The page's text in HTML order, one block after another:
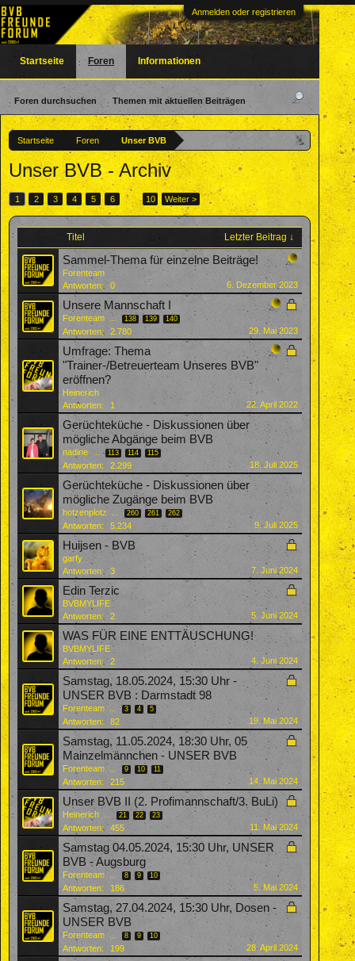
Anmelden oder registrieren
Startseite Foren Unser BVB
Unser BVB - Archiv
1 2 3 4 5 6 → 10 Weiter >
Titel Letzter Beitrag ↓
Sammel-Thema für einzelne Beiträge!
Forenteam
Antworten:
0 6. Dezember 2023
Unsere Mannschaft I
Forenteam ... 138 139 140
Antworten: 2.780 29. Mai 2023
Umfrage: Thema
"Trainer-/Betreuerteam Unseres BVB"
eröffnen?
Heinerich
Antworten:
1 22. April 2022
Gerüchteküche - Diskussionen über
mögliche Abgänge beim BVB
nadine ... 113 114 115
Antworten: 2.299 18. Juli 2025
Gerüchteküche - Diskussionen über
mögliche Zugänge beim BVB
hotzenplotz ... 260 261 262
Antworten: 5.234 9. Juli 2025
Huijsen - BVB
garfy
Antworten:
3 7. Juni 2024
Edin Terzic
BVBMYLIFE
Antworten:
2 5. Juni 2024
WAS FÜR EINE ENTTÄUSCHUNG!
BVBMYLIFE
Antworten:
2 4. Juni 2024
Samstag, 18.05.2024, 15:30 Uhr -
UNSER BVB : Darmstadt 98
Forenteam ... 3 4 5
Antworten: 82 19. Mai 2024
Samstag, 11.05.2024, 18:30 Uhr, 05
Mainzelmännchen - UNSER BVB
Forenteam ... 9 10 11
Antworten: 215 14. Mai 2024
Unser BVB II (2. Profimannschaft/3. BuLi)
Heinerich ... 21 22 23
Antworten: 455 11. Mai 2024
Samstag 04.05.2024, 15:30 Uhr, UNSER
BVB - Augsburg
Forenteam ... 8 9 10
Antworten: 186 5. Mai 2024
Samstag, 27.04.2024, 15:30 Uhr, Dosen -
UNSER BVB
Forenteam ... 8 9 10
Antworten: 199 28. April 2024
Startseite Foren
Foren durchsuchen Themen mit aktuellen Beiträgen
Informationen